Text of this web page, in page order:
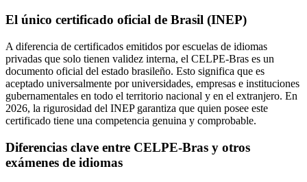
El único certificado oficial de Brasil (INEP)
A diferencia de certificados emitidos por escuelas de idiomas
privadas que solo tienen validez interna, el CELPE-Bras es un
documento oficial del estado brasileño. Esto significa que es
aceptado universalmente por universidades, empresas e instituciones
gubernamentales en todo el territorio nacional y en el extranjero. En
2026, la rigurosidad del INEP garantiza que quien posee este
certificado tiene una competencia genuina y comprobable.
Diferencias clave entre CELPE-Bras y otros
exámenes de idiomas